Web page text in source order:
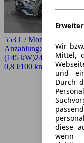
Wir
Mittel,
und
Durch
diese
wenn
553 € / Monat
Anzahlung:0,00 €
(145 kW)24.140 kmEZ
0,8 l/100 km (komb.)* ·